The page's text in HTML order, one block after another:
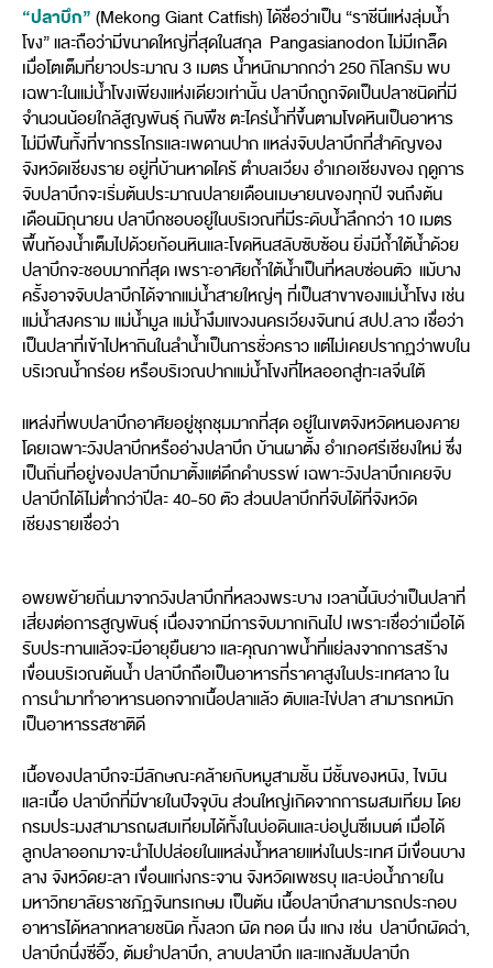
“ปลาบึก” (Mekong Giant Catfish) ได้ชื่อว่าเป็น “ราชีนีแห่งลุ่มน้ำ
โขง” และถือว่ามีขนาดใหญ่ที่สุดในสกุล Pangasianodon ไม่มีเกล็ด
เมื่อโตเต็มที่ยาวประมาณ 3 เมตร น้ำหนักมากกว่า 250 กิโลกรัม พบ
เฉพาะในแม่น้ำโขงเพียงแห่งเดียวเท่านั้น ปลาบึกถูกจัดเป็นปลาชนิดที่มี
จำนวนน้อยใกล้สูญพันธุ์ กินพืช ตะไคร่น้ำที่ขึ้นตามโขดหินเป็นอาหาร
ไม่มีฟันทั้งที่ขากรรไกรและเพดานปาก แหล่งจับปลาบึกที่สำคัญของ
จังหวัดเชียงราย อยู่ที่บ้านหาดไคร้ ตำบลเวียง อำเภอเชียงของ ฤดูการ
จับปลาบึกจะเริ่มต้นประมาณปลายเดือนเมษายนของทุกปี จนถึงต้น
เดือนมิถุนายน ปลาบึกชอบอยู่ในบริเวณที่มีระดับน้ำลึกกว่า 10 เมตร
พื้นท้องน้ำเต็มไปด้วยก้อนหินและโขดหินสลับซับซ้อน ยิ่งมีถ้ำใต้น้ำด้วย
ปลาบึกจะชอบมากที่สุด เพราะอาศัยถ้ำใต้น้ำเป็นที่หลบซ่อนตัว แม้บาง
ครั้งอาจจับปลาบึกได้จากแม่น้ำสายใหญ่ๆ ที่เป็นสาขาของแม่น้ำโขง เช่น
แม่น้ำสงคราม แม่น้ำมูล แม่น้ำงึมแขวงนครเวียงจันทน์ สปป.ลาว เชื่อว่า
เป็นปลาที่เข้าไปหากินในลำน้ำเป็นการชั่วคราว แต่ไม่เคยปรากฏว่าพบใน
บริเวณน้ำกร่อย หรือบริเวณปากแม่น้ำโขงที่ไหลออกสู่ทะเลจีนใต้
แหล่งที่พบปลาบึกอาศัยอยู่ชุกชุมมากที่สุด อยู่ในเขตจังหวัดหนองคาย
โดยเฉพาะวังปลาบึกหรืออ่างปลาบึก บ้านผาตั้ง อำเภอศรีเชียงใหม่ ซึ่ง
เป็นถิ่นที่อยู่ของปลาบึกมาตั้งแต่ดึกดำบรรพ์ เฉพาะวังปลาบึกเคยจับ
ปลาบึกได้ไม่ต่ำกว่าปีละ 40-50 ตัว ส่วนปลาบึกที่จับได้ที่จังหวัด
เชียงรายเชื่อว่า
อพยพย้ายถิ่นมาจากวังปลาบึกที่หลวงพระบาง เวลานี้นับว่าเป็นปลาที่
เสี่ยงต่อการสูญพันธุ์ เนื่องจากมีการจับมากเกินไป เพราะเชื่อว่าเมื่อได้
รับประทานแล้วจะมีอายุยืนยาว และคุณภาพน้ำที่แย่ลงจากการสร้าง
เขื่อนบริเวณต้นน้ำ ปลาบึกถือเป็นอาหารที่ราคาสูงในประเทศลาว ใน
การนำมาทำอาหารนอกจากเนื้อปลาแล้ว ตับและไข่ปลา สามารถหมัก
เป็นอาหารรสชาติดี
เนื้อของปลาบึกจะมีลักษณะคล้ายกับหมูสามชั้น มีชั้นของหนัง, ไขมัน
และเนื้อ ปลาบึกที่มีขายในปัจจุบัน ส่วนใหญ่เกิดจากการผสมเทียม โดย
กรมประมงสามารถผสมเทียมได้ทั้งในบ่อดินและบ่อปูนซีเมนต์ เมื่อได้
ลูกปลาออกมาจะนำไปปล่อยในแหล่งน้ำหลายแห่งในประเทศ มีเขื่อนบาง
ลาง จังหวัดยะลา เขื่อนแก่งกระจาน จังหวัดเพชรบุ และบ่อน้ำภายใน
มหาวิทยาลัยราชภัฏจันทรเกษม เป็นต้น เนื้อปลาบึกสามารถประกอบ
อาหารได้หลากหลายชนิด ทั้งลวก ผัด ทอด นึ่ง แกง เช่น ปลาบึกผัดฉ่า,
ปลาบึกนึ่งซีอิ๊ว, ต้มยำปลาบึก, ลาบปลาบึก และแกงส้มปลาบึก